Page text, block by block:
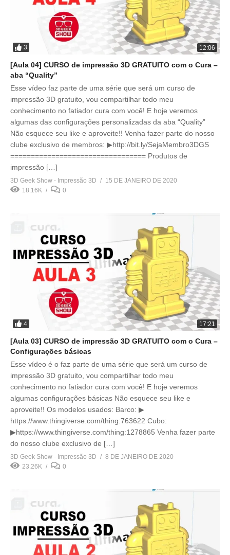
3 12:06
[Aula 04] CURSO de impressão 3D GRATUITO com o Cura –
aba “Quality”
Esse vídeo faz parte de uma série que será um curso de
impressão 3D gratuito, vou compartilhar todo meu
conhecimento no fatiador cura com você! E hoje veremos
algumas das configurações personalizadas da aba “Quality”
Não esquece seu like e aproveite!! Venha fazer parte do nosso
clube exclusivo de membros: ▶http://bit.ly/SejaMembro3DGS
================================= Produtos de
impressão […]
3D Geek Show - Impressão 3D
15 DE JANEIRO DE 2020
18.16K
0
4 17:21
[Aula 03] CURSO de impressão 3D GRATUITO com o Cura –
Configurações básicas
Esse vídeo é o faz parte de uma série que será um curso de
impressão 3D gratuito, vou compartilhar todo meu
conhecimento no fatiador cura com você! E hoje veremos
algumas configurações básicas Não esquece seu like e
aproveite!! Os modelos usados: Barco: ▶
https://www.thingiverse.com/thing:763622 Cubo:
▶https://www.thingiverse.com/thing:1278865 Venha fazer parte
do nosso clube exclusivo de […]
3D Geek Show - Impressão 3D
8 DE JANEIRO DE 2020
23.26K
0